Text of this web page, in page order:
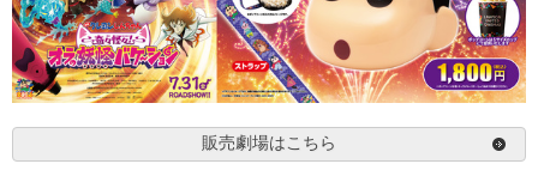
販売劇場はこちら